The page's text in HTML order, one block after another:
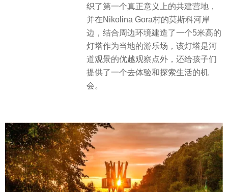
织了第一个真正意义上的共建营地，
并在Nikolina Gora村的莫斯科河岸
边，结合周边环境建造了一个5米高的
灯塔作为当地的游乐场，该灯塔是河
道观景的优越观察点外，还给孩子们
提供了一个去体验和探索生活的机
会。